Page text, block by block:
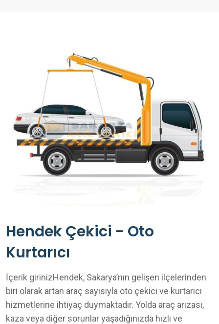
Hendek Çekici - Oto
Kurtarıcı
İçerik girinizHendek, Sakarya’nın gelişen ilçelerinden
biri olarak artan araç sayısıyla oto çekici ve kurtarıcı
hizmetlerine ihtiyaç duymaktadır. Yolda araç arızası,
kaza veya diğer sorunlar yaşadığınızda hızlı ve